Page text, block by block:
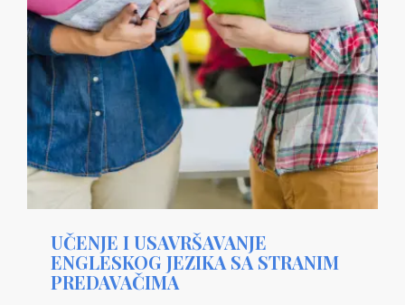
UČENJE I USAVRŠAVANJE
ENGLESKOG JEZIKA SA STRANIM
PREDAVAČIMA